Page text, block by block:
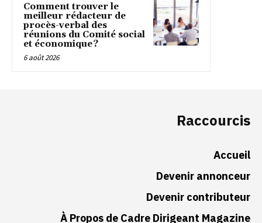
Comment trouver le
meilleur rédacteur de
procès-verbal des
réunions du Comité social
et économique ?
6 août 2026
Raccourcis
Accueil
Devenir annonceur
Devenir contributeur
À Propos de Cadre Dirigeant Magazine